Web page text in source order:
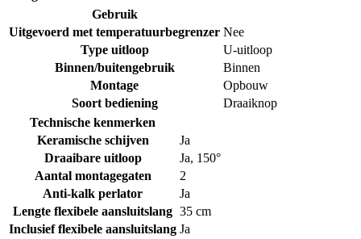
Gebruik
Uitgevoerd met temperatuurbegrenzer Nee
Type uitloop
U-uitloop
Binnen/buitengebruik
Binnen
Montage
Opbouw
Soort bediening
Draaiknop
Technische kenmerken
Keramische schijven
Ja
Draaibare uitloop
Ja, 150°
Aantal montagegaten
2
Anti-kalk perlator
Ja
Lengte flexibele aansluitslang 35 cm
Inclusief flexibele aansluitslang Ja